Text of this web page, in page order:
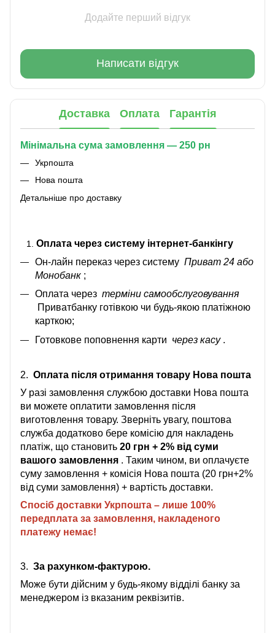
Додайте перший відгук
Написати відгук
Доставка Оплата Гарантія
Мінімальна сума замовлення — 250 рн
Укрпошта
Нова пошта
Детальніше про доставку
Оплата через систему інтернет-банкінгу
Он-лайн переказ через систему Приват 24 або
Монобанк ;
Оплата через терміни самообслуговування
Приватбанку готівкою чи будь-якою платіжною
карткою;
Готовкове поповнення карти через касу.
2. Оплата після отримання товару Нова пошта
У разі замовлення службою доставки Нова пошта
ви можете оплатити замовлення після
виготовлення товару. Зверніть увагу, поштова
служба додатково бере комісію для накладень
платіж, що становить 20 грн + 2% від суми
вашого замовлення . Таким чином, ви оплачуєте
суму замовлення + комісія Нова пошта (20 грн+2%
від суми замовлення) + вартість доставки.
Спосіб доставки Укрпошта – лише 100%
передплата за замовлення, накладеного
платежу немає!
3. За рахунком-фактурою.
Може бути дійсним у будь-якому відділі банку за
менеджером із вказаним реквізитів.